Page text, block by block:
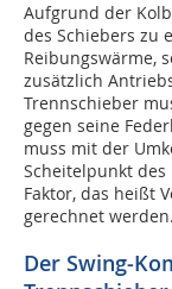
Aufgrund der
des Schiebers zu
Reibungswärme,
zusätzlich
Trennschieber
gegen seine
muss mit der
Scheitelpunkt des
Faktor, das heißt
gerechnet werden.
Der Swing-